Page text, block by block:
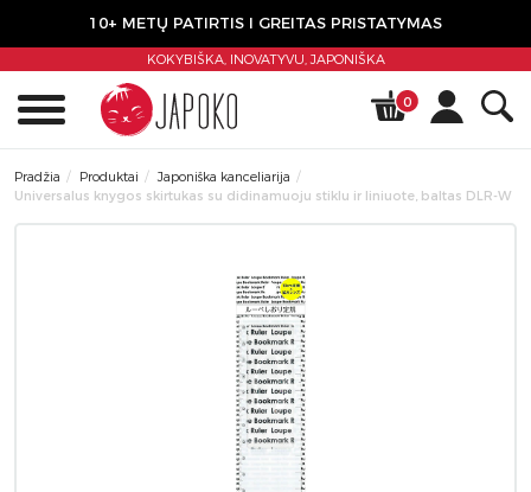
10+ METŲ PATIRTIS I GREITAS PRISTATYMAS
KOKYBIŠKA, INOVATYVU,JAPONIŠKA
0
Pradžia Produktai
Japoniška kanceliarija
Universalus knygos skirtukas su didinamuoju stiklu ir liniuote, baltas DLR-W